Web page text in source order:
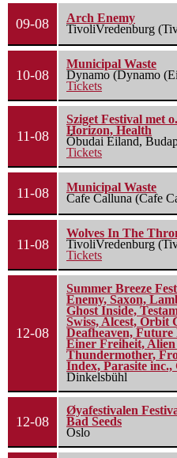
09-08
Arch Enemy
TivoliVredenburg
10-08
Municipal Waste
Dynamo (Dynamo
Tickets
11-08
Sziget Festival met
Horizon, Health
Óbudai Eiland,
Tickets
11-08
Municipal Waste
Cafe Calluna (Cafe
11-08
Wolves In The
TivoliVredenburg
Tickets
12-08
Summer Breeze
Enemy, Saxon,
Ghost Inside,
Swiss, Alcest, Orbit
Deafheaven,
Einer Freiheit,
Thundermother,
Index, Parasite inc.,
Dinkelsbühl
12-08
Øyafestivalen
Bad Seeds
Oslo